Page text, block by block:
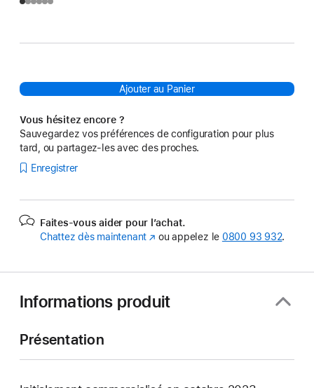
Ajouter au Panier
Vous hésitez encore ?
Sauvegardez vos préférences de configuration pour plus
tard, ou partagez-les avec des proches.
Enregistrer
Faites-vous aider pour l’achat.
Chattez dès maintenant (s’ouvre
ou appelez le 0800 93 932.
Informations produit
Présentation